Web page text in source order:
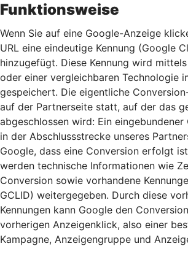
Funktionsweise
Wenn Sie auf eine Google-Anzeige
URL eine eindeutige Kennung (Google
hinzugefügt. Diese Kennung wird
oder einer vergleichbaren Technologie
gespeichert. Die eigentliche
auf der Partnerseite statt, auf der das
abgeschlossen wird: Ein eingebundener
in der Abschlussstrecke unseres
Google, dass eine Conversion erfolgt
werden technische Informationen wie
Conversion sowie vorhandene
GCLID) weitergegeben. Durch diese
Kennungen kann Google den
vorherigen Anzeigenklick, also einer
Kampagne, Anzeigengruppe und